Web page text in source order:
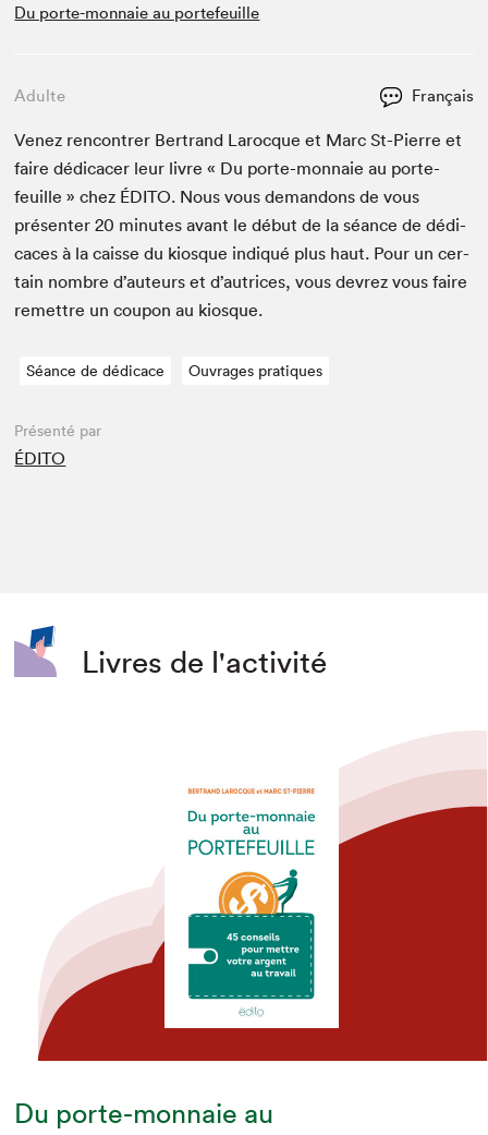
Du porte-monnaie au portefeuille
Adulte Français
Venez ren­con­tr­er Bertrand Larocque et Marc St-Pierre et
faire dédi­cac­er leur livre « Du porte-mon­naie au porte­
feuille » chez ÉDI­TO. Nous vous deman­dons de vous
présen­ter20 min­utes avant le début de la séance de dédi­
caces à la caisse du kiosque indiqué plus haut. Pour un cer­
tain nom­bre d’auteurs et d’autrices, vous devrez vous faire
remet­tre un coupon au kiosque.
Séance de dédicace Ouvrages pratiques
Présenté par
ÉDITO
Livres de l'activité
Du porte-monnaie au